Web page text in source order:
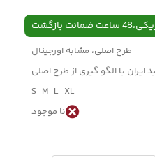
بازگشت
طرح اصلی، مشابه اورجینال
ایران با الگو گیری از طرح اصلی
S-M-L-XL
نا موجود